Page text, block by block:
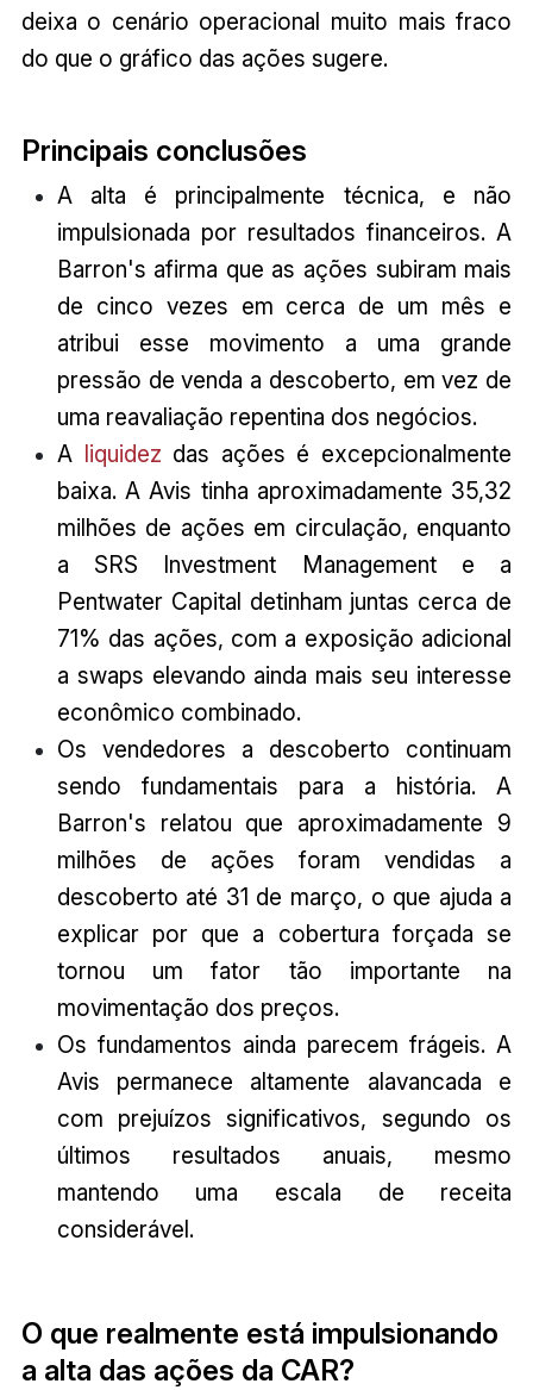
deixa o cenário operacional muito mais fraco
do que o gráfico das ações sugere.
Principais conclusões
A alta é principalmente técnica, e não
impulsionada por resultados financeiros. A
Barron's afirma que as ações subiram mais
de cinco vezes em cerca de um mês e
atribui esse movimento a uma grande
pressão de venda a descoberto, em vez de
uma reavaliação repentina dos negócios.
A liquidez das ações é excepcionalmente
baixa. A Avis tinha aproximadamente 35,32
milhões de ações em circulação, enquanto
a SRS Investment Management e a
Pentwater Capital detinham juntas cerca de
71% das ações, com a exposição adicional
a swaps elevando ainda mais seu interesse
econômico combinado.
Os vendedores a descoberto continuam
sendo fundamentais para a história. A
Barron's relatou que aproximadamente 9
milhões de ações foram vendidas a
descoberto até 31 de março, o que ajuda a
explicar por que a cobertura forçada se
tornou um fator tão importante na
movimentação dos preços.
Os fundamentos ainda parecem frágeis. A
Avis permanece altamente alavancada e
com prejuízos significativos, segundo os
últimos resultados anuais, mesmo
mantendo uma escala de receita
considerável.
O que realmente está impulsionando
a alta das ações da CAR?